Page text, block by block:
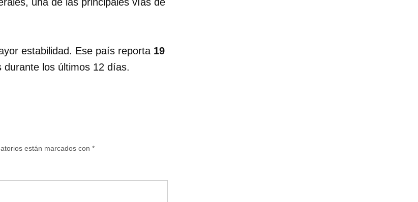
estabilidad. Ese país reporta 19
durante los últimos 12 días.
están marcados con *